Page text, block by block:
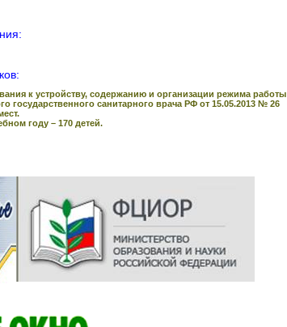
к устройству, содержанию и организации режима работы
санитарного врача РФ от 15.05.2013 № 26
году – 170 детей.